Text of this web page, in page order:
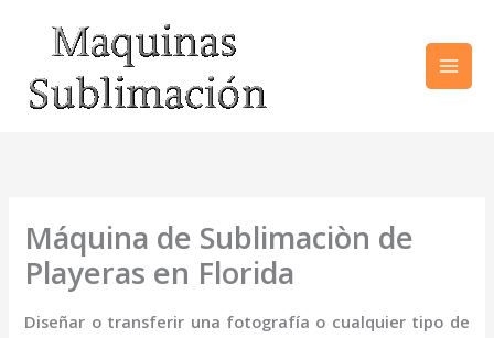
contenido
Máquina de Sublimaciòn de
Playeras en Florida
Diseñar o transferir una fotografía o cualquier tipo de